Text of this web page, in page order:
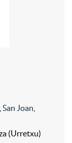
San Joan
(Urretxu)